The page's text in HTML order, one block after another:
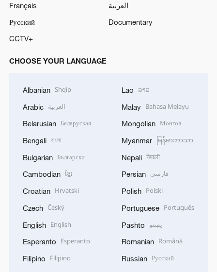
Français
العربية
Русский
Documentary
CCTV+
CHOOSE YOUR LANGUAGE
Albanian Shqip
Arabic العربية
Belarusian Беларуская
Bengali বাংলা
Bulgarian Български
Cambodian ខ្មែរ
Croatian Hrvatski
Czech Český
English English
Esperanto Esperanto
Filipino Filipino
Lao ລາວ
Malay Bahasa Melayu
Mongolian Монгол
Myanmar မြန်မာဘာသာ
Nepali नेपाली
Persian فارسی
Polish Polski
Portuguese Português
Pashto پښتو
Romanian Română
Russian Русский